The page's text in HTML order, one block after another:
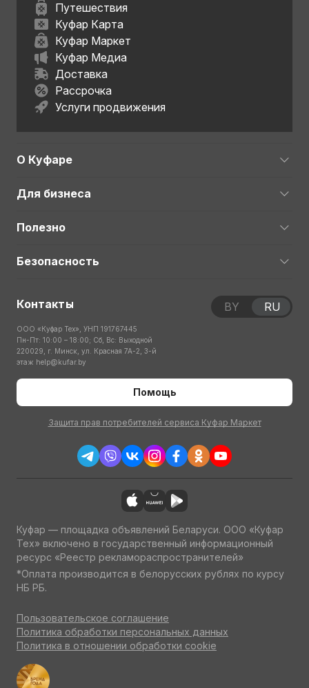
Путешествия
Куфар Карта
Куфар Маркет
Куфар Медиа
Доставка
Рассрочка
Услуги продвижения
О Куфаре
Для бизнеса
Полезно
Безопасность
Контакты
ООО «Куфар Тех», УНП 191767445
Пн-Пт: 10:00 – 18:00; Сб, Вс: Выходной
220029, г. Минск, ул. Красная 7А-2, 3-й
этаж help@kufar.by
Помощь
Защита прав потребителей сервиса Куфар Маркет
BY RU
Куфар — площадка объявлений Беларуси. ООО «Куфар
Тех» включено в государственный информационный
ресурс «Реестр рекламораспространителей»
*Оплата производится в белорусских рублях по курсу
НБ РБ.
Пользовательское соглашение
Политика обработки персональных данных
Политика в отношении обработки cookie